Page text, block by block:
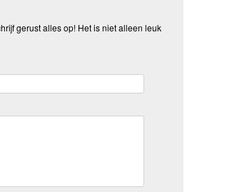
gerust alles op! Het is niet alleen leuk